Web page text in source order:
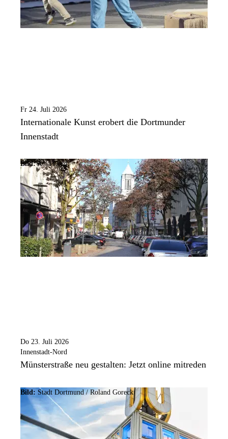
Fr 24. Juli 2026
Internationale Kunst erobert die Dortmunder
Innenstadt
Bild: Anja Cord
Do 23. Juli 2026
Innenstadt-Nord
Münsterstraße neu gestalten: Jetzt online mitreden
Bild: Stadt Dortmund / Roland Gorecki